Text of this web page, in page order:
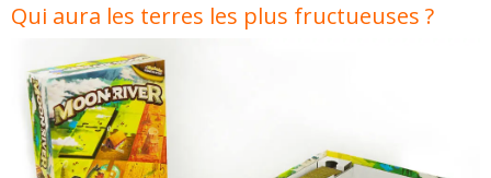
Qui aura les terres les plus fructueuses ?